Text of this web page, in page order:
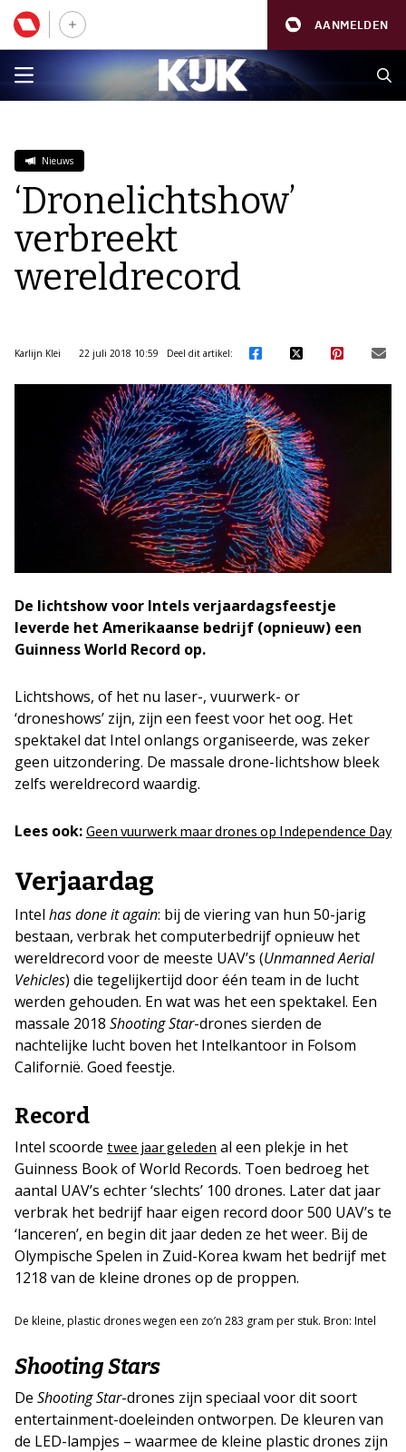
AANMELDEN
Nieuws
‘Dronelichtshow’
verbreekt
wereldrecord
Karlijn Klei 22 juli 2018 10:59 Deel dit artikel:
De lichtshow voor Intels verjaardagsfeestje
leverde het Amerikaanse bedrijf (opnieuw) een
Guinness World Record op.
Lichtshows, of het nu laser-, vuurwerk- or
‘droneshows’ zijn, zijn een feest voor het oog. Het
spektakel dat Intel onlangs organiseerde, was zeker
geen uitzondering. De massale drone-lichtshow bleek
zelfs wereldrecord waardig.
Lees ook: Geen vuurwerk maar drones op Independence Day
Verjaardag
Intel has done it again: bij de viering van hun 50-jarig
bestaan, verbrak het computerbedrijf opnieuw het
wereldrecord voor de meeste UAV’s (Unmanned Aerial
Vehicles) die tegelijkertijd door één team in de lucht
werden gehouden. En wat was het een spektakel. Een
massale 2018 Shooting Star-drones sierden de
nachtelijke lucht boven het Intelkantoor in Folsom
Californië. Goed feestje.
Record
Intel scoorde twee jaar geleden al een plekje in het
Guinness Book of World Records. Toen bedroeg het
aantal UAV’s echter ‘slechts’ 100 drones. Later dat jaar
verbrak het bedrijf haar eigen record door 500 UAV’s te
‘lanceren’, en begin dit jaar deden ze het weer. Bij de
Olympische Spelen in Zuid-Korea kwam het bedrijf met
1218 van de kleine drones op de proppen.
De kleine, plastic drones wegen een zo’n 283 gram per stuk. Bron: Intel
Shooting Stars
De Shooting Star-drones zijn speciaal voor dit soort
entertainment-doeleinden ontworpen. De kleuren van
de LED-lampjes – waarmee de kleine plastic drones zijn